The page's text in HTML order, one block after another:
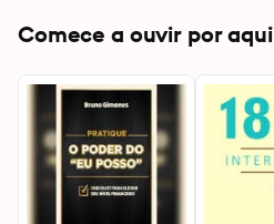
Comece a ouvir por aqui